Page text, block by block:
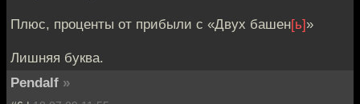
Плюс, проценты от прибыли с «Двух башен[ь]»
Лишняя буква.
Pendalf »